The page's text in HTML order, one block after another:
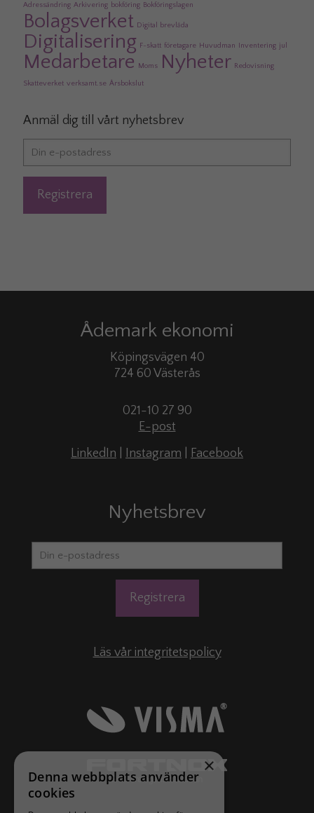
Adressändring Arkivering bokföring Bokföringslagen
Bolagsverket Digital brevlåda
Digitalisering F-skatt företagare Huvudman Inventering jul
Medarbetare Moms Nyheter Redovisning
Skatteverket verksamt.se Årsbokslut
Anmäl dig till vårt nyhetsbrev
Ådemark ekonomi
Köpingsvägen 40
724 60 Västerås
021-10 27 90
E-post
LinkedIn
Instagram Facebook
Nyhetsbrev
Läs vår integritetspolicy
×
Denna webbplats använder
cookies